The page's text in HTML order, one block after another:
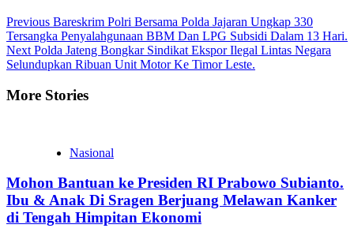
Previous Bareskrim Polri Bersama Polda Jajaran Ungkap 330
Tersangka Penyalahgunaan BBM Dan LPG Subsidi Dalam 13 Hari.
Next Polda Jateng Bongkar Sindikat Ekspor Ilegal Lintas Negara
Selundupkan Ribuan Unit Motor Ke Timor Leste.
More Stories
Nasional
Mohon Bantuan ke Presiden RI Prabowo Subianto.
Ibu & Anak Di Sragen Berjuang Melawan Kanker
di Tengah Himpitan Ekonomi